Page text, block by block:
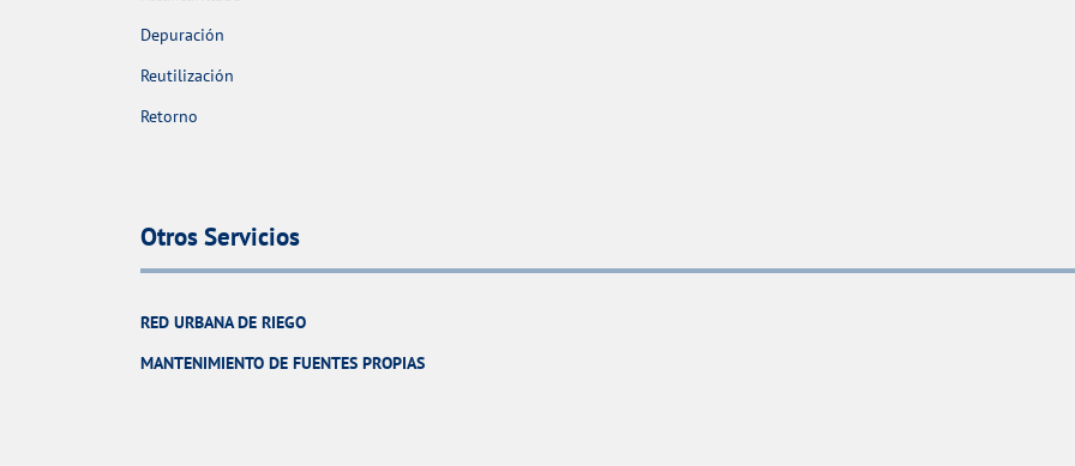
Depuración
Reutilización
Retorno
Otros Servicios
RED URBANA DE RIEGO
MANTENIMIENTO DE FUENTES PROPIAS